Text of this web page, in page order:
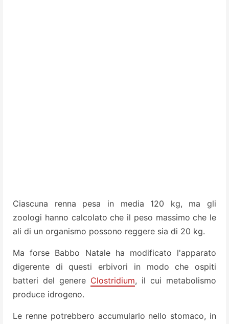
Ciascuna renna pesa in media 120 kg, ma gli
zoologi hanno cal­colato che il peso massimo che le
ali di un organismo possono reggere sia di 20 kg.
Ma forse Babbo Natale ha modifica­to l'apparato
digerente di questi erbivo­ri in modo che ospiti
batteri del genere Clostridium, il cui metabolismo
produce idrogeno.
Le renne potrebbero accumu­larlo nello stomaco, in